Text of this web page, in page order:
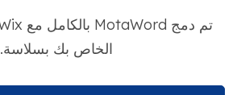
الخاص بك بسلاسة.